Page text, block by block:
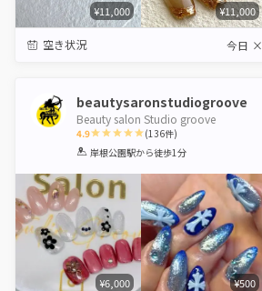
¥11,000 ¥11,000
空き状況 今日 ×
beautysaronstudiogroove
Beauty salon Studio groove
4.9
1 2 3 4 5
(136件)
岸根公園駅から徒歩1分
¥6,000 ¥500